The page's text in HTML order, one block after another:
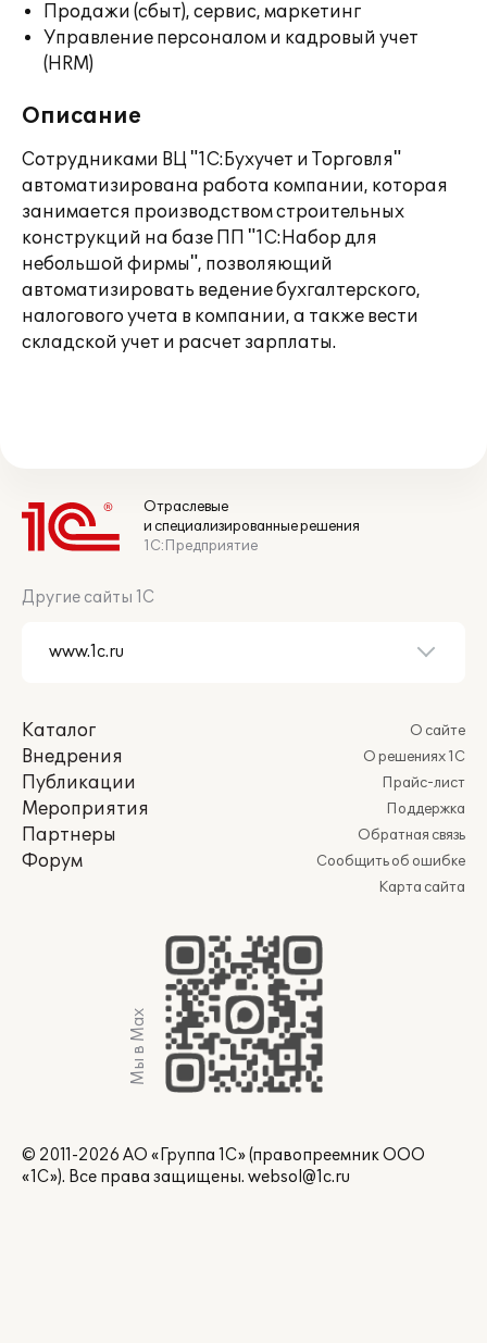
Продажи (сбыт), сервис, маркетинг
Управление персоналом и кадровый учет
(HRM)
Описание
Сотрудниками ВЦ "1С:Бухучет и Торговля"
автоматизирована работа компании, которая
занимается производством строительных
конструкций на базе ПП "1С:Набор для
небольшой фирмы", позволяющий
автоматизировать ведение бухгалтерского,
налогового учета в компании, а также вести
складской учет и расчет зарплаты.
Отраслевые
и специализированные решения
1С:Предприятие
Другие сайты 1С
Каталог
Внедрения
Публикации
Мероприятия
Партнеры
Форум
О сайте
О решениях 1С
Прайс-лист
Поддержка
Обратная связь
Сообщить об ошибке
Карта сайта
Мы в Max
© 2011-2026 АО «Группа 1С» (правопреемник ООО
«1С»). Все права защищены. websol@1c.ru